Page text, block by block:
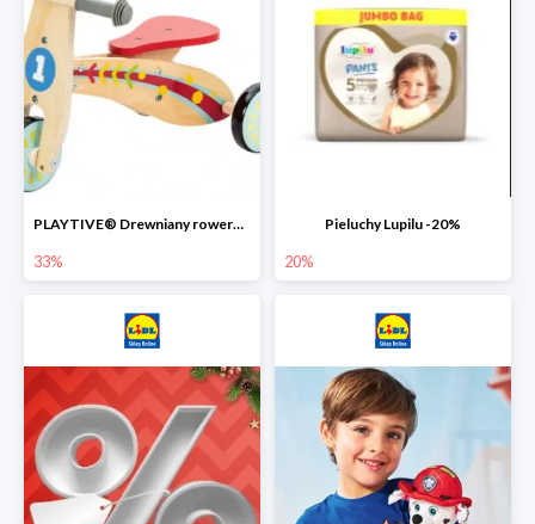
PLAYTIVE® Drewniany rowerek biegowy -33%
33%
Pieluchy Lupilu -20%
20%